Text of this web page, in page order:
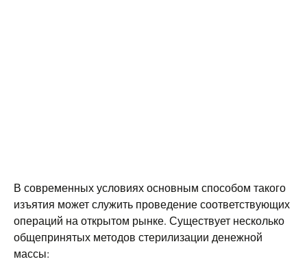
В современных условиях основным способом такого
изъятия может служить проведение соответствующих
операций на открытом рынке. Существует несколько
общепринятых методов стерилизации денежной
массы: